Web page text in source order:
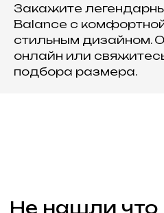
Закажите
Balance с
стильным дизайном.
онлайн или
подбора размера.
Узнавайте об акциях и новостях
первыми, подпишитесь на расслыку
г. Москва, Большая
Привилегии